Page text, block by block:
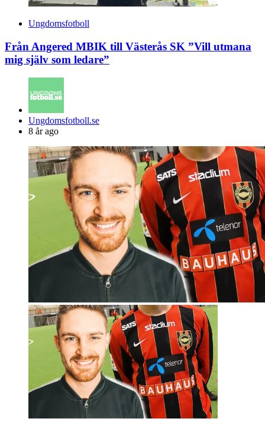
Ungdomsfotboll
Från Angered MBIK till Västerås SK ”Vill utmana
mig själv som ledare”
Posted
by
Ungdomsfotboll.se
8 år ago